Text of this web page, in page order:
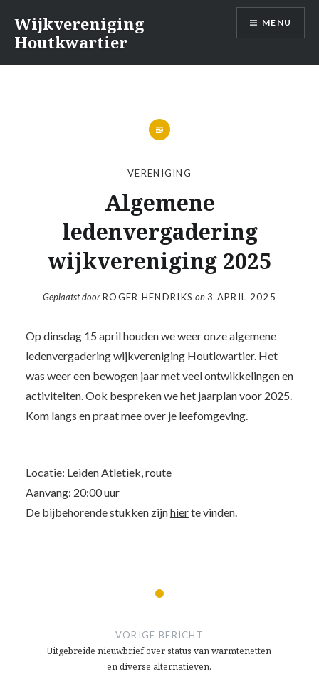
inhoud
Wijkvereniging
Houtkwartier
MENU
VERENIGING
Algemene
ledenvergadering
wijkvereniging 2025
Geplaatst doorROGER HENDRIKS on3 APRIL 2025
Op dinsdag 15 april houden we weer onze algemene
ledenvergadering wijkvereniging Houtkwartier. Het
was weer een bewogen jaar met veel ontwikkelingen en
activiteiten. Ook bespreken we het jaarplan voor 2025.
Kom langs en praat mee over je leefomgeving.
Locatie: Leiden Atletiek, route
Aanvang: 20:00 uur
De bijbehorende stukken zijnhierte vinden.
VORIGE BERICHT
Uitgebreide nieuwbrief over status van warmtenetten
en diverse alternatieven.